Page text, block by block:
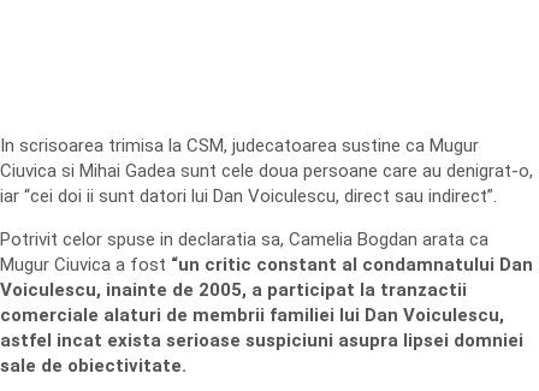
In scrisoarea trimisa la CSM, judecatoarea sustine ca Mugur
Ciuvica si Mihai Gadea sunt cele doua persoane care au denigrat-o,
iar “cei doi ii sunt datori lui Dan Voiculescu, direct sau indirect”.
Potrivit celor spuse in declaratia sa, Camelia Bogdan arata ca
Mugur Ciuvica a fost “un critic constant al condamnatului Dan
Voiculescu, inainte de 2005, a participat la tranzactii
comerciale alaturi de membrii familiei lui Dan Voiculescu,
astfel incat exista serioase suspiciuni asupra lipsei domniei
sale de obiectivitate.